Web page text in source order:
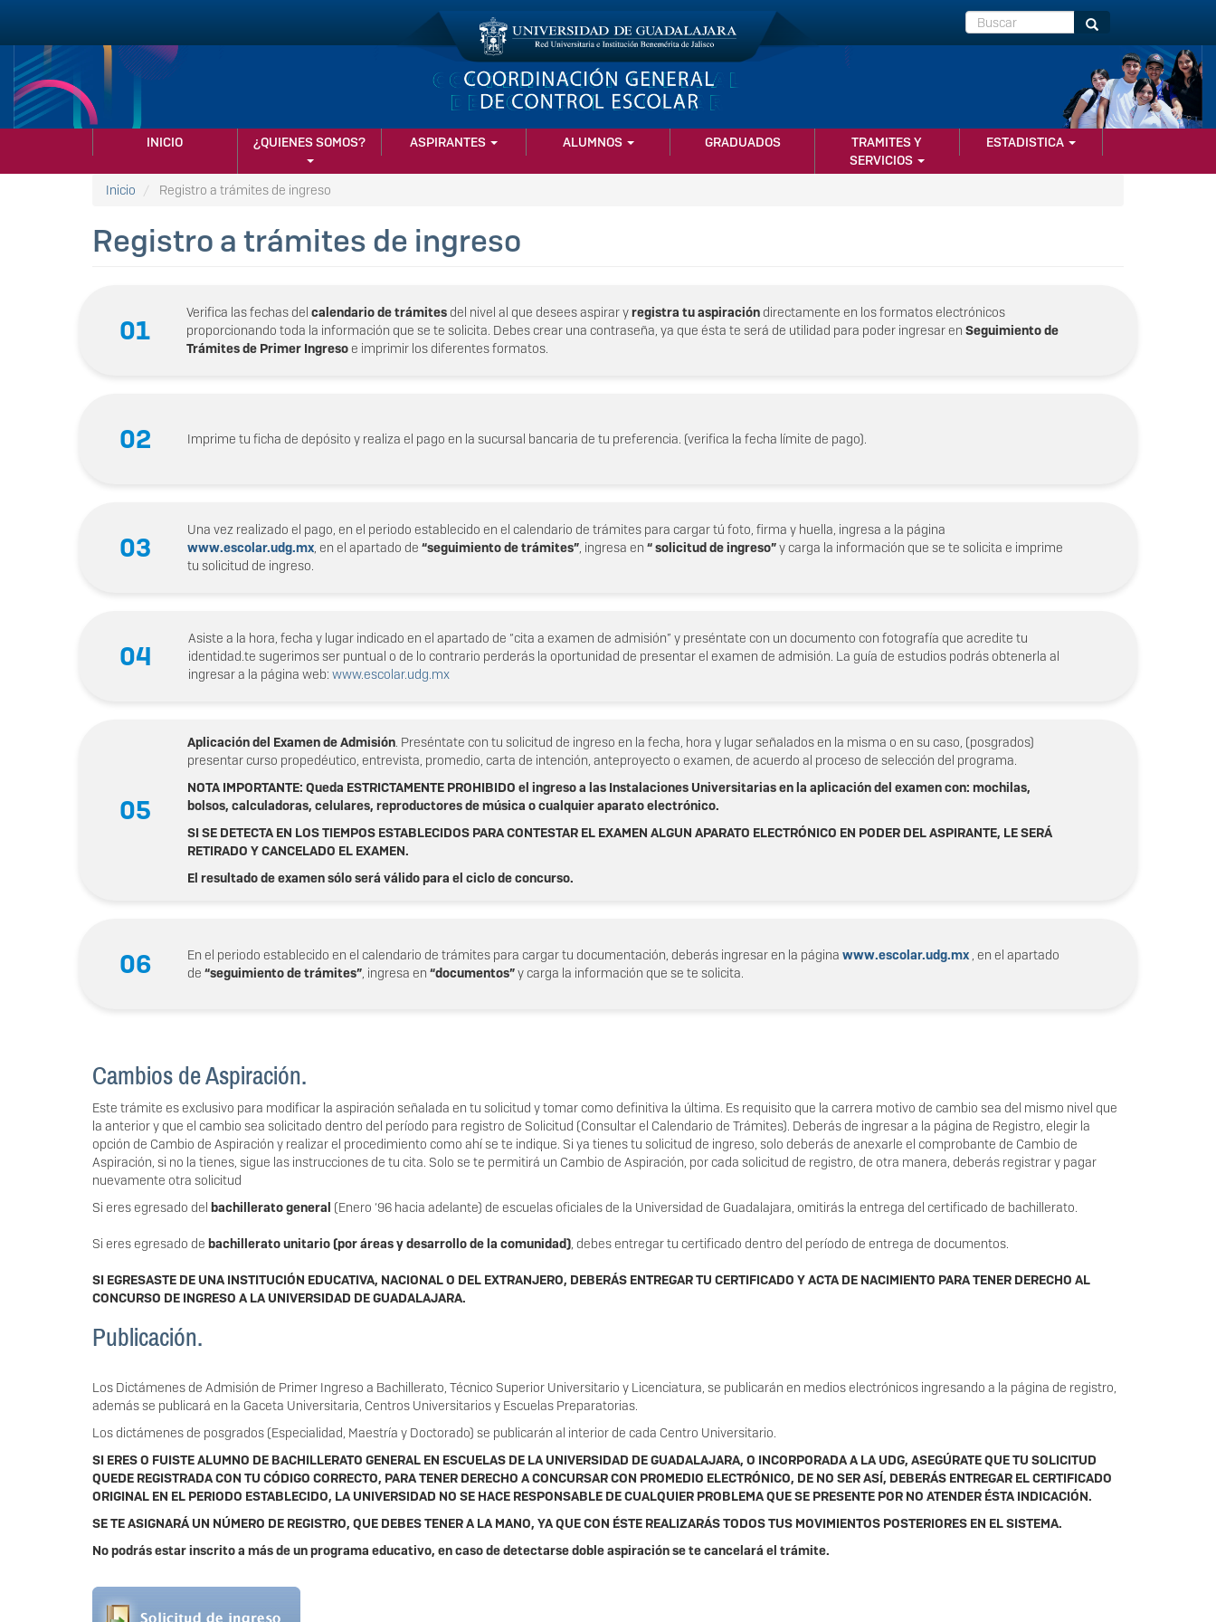
contenido
principal
Buscar Buscar
NAVEGACIÓN
INICIO ¿QUIENES SOMOS? ASPIRANTES ALUMNOS GRADUADOS
TRAMITES Y
SERVICIOS
ESTADISTICA
Inicio Registro a trámites de ingreso
Registro a trámites de ingreso
01
Verifica las fechas del calendario de trámites del nivel al que desees aspirar yregistra tu aspiración directamente en los formatos electrónicos
proporcionando toda la información que se te solicita. Debes crear una contraseña, ya que ésta te será de utilidad para poder ingresar en Seguimiento de
Trámites de Primer Ingreso e imprimir los diferentes formatos.
02 Imprime tu ficha de depósito y realiza el pago en la sucursal bancaria de tu preferencia. (verifica la fecha límite de pago).
03
Una vez realizado el pago, en el periodo establecido en el calendario de trámites para cargar tú foto, firma y huella, ingresa a la página
www.escolar.udg.mx, en el apartado de “seguimiento de trámites”, ingresa en “ solicitud de ingreso”y carga la información que se te solicita e imprime
tu solicitud de ingreso.
04
Asiste a la hora, fecha y lugar indicado en el apartado de “cita a examen de admisión” y preséntate con un documento con fotografía que acredite tu
identidad.te sugerimos ser puntual o de lo contrario perderás la oportunidad de presentar el examen de admisión. La guía de estudios podrás obtenerla al
ingresar a la página web: www.escolar.udg.mx
05
Aplicación del Examen de Admisión. Preséntate con tu solicitud de ingreso en la fecha, hora y lugar señalados en la misma o en su caso, (posgrados)
presentar curso propedéutico, entrevista, promedio, carta de intención, anteproyecto o examen, de acuerdo al proceso de selección del programa.
NOTA IMPORTANTE: Queda ESTRICTAMENTE PROHIBIDO el ingreso a las Instalaciones Universitarias en la aplicación del examen con: mochilas,
bolsos, calculadoras, celulares, reproductores de música o cualquier aparato electrónico.
SI SE DETECTA EN LOS TIEMPOS ESTABLECIDOS PARA CONTESTAR EL EXAMEN ALGUN APARATO ELECTRÓNICO EN PODER DEL ASPIRANTE, LE SERÁ
RETIRADO Y CANCELADO EL EXAMEN.
El resultado de examen sólo será válido para el ciclo de concurso.
06 En el periodo establecido en el calendario de trámites para cargar tu documentación, deberás ingresar en la página www.escolar.udg.mx , en el apartado
de “seguimiento de trámites”, ingresa en “documentos”y carga la información que se te solicita.
Cambios de Aspiración.
Este trámite es exclusivo para modificar la aspiración señalada en tu solicitud y tomar como definitiva la última. Es requisito que la carrera motivo de cambio sea del mismo nivel que
la anterior y que el cambio sea solicitado dentro del período para registro de Solicitud (Consultar el Calendario de Trámites). Deberás de ingresar a la página de Registro, elegir la
opción de Cambio de Aspiración y realizar el procedimiento como ahí se te indique. Si ya tienes tu solicitud de ingreso, solo deberás de anexarle el comprobante de Cambio de
Aspiración, si no la tienes, sigue las instrucciones de tu cita. Solo se te permitirá un Cambio de Aspiración, por cada solicitud de registro, de otra manera, deberás registrar y pagar
nuevamente otra solicitud
Si eres egresado del bachillerato general (Enero ‘96 hacia adelante) de escuelas oficiales de la Universidad de Guadalajara, omitirás la entrega del certificado de bachillerato.
Si eres egresado de bachillerato unitario (por áreas y desarrollo de la comunidad), debes entregar tu certificado dentro del período de entrega de documentos.
SI EGRESASTE DE UNA INSTITUCIÓN EDUCATIVA, NACIONAL O DEL EXTRANJERO, DEBERÁS ENTREGAR TU CERTIFICADO Y ACTA DE NACIMIENTO PARA TENER DERECHO AL
CONCURSO DE INGRESO A LA UNIVERSIDAD DE GUADALAJARA.
Publicación.
Los Dictámenes de Admisión de Primer Ingreso a Bachillerato, Técnico Superior Universitario y Licenciatura, se publicarán en medios electrónicos ingresando a la página de registro,
además se publicará en la Gaceta Universitaria, Centros Universitarios y Escuelas Preparatorias.
Los dictámenes de posgrados (Especialidad, Maestría y Doctorado) se publicarán al interior de cada Centro Universitario.
SI ERES O FUISTE ALUMNO DE BACHILLERATO GENERAL EN ESCUELAS DE LA UNIVERSIDAD DE GUADALAJARA, O INCORPORADA A LA UDG, ASEGÚRATE QUE TU SOLICITUD
QUEDE REGISTRADA CON TU CÓDIGO CORRECTO, PARA TENER DERECHO A CONCURSAR CON PROMEDIO ELECTRÓNICO, DE NO SER ASÍ, DEBERÁS ENTREGAR EL CERTIFICADO
ORIGINAL EN EL PERIODO ESTABLECIDO, LA UNIVERSIDAD NO SE HACE RESPONSABLE DE CUALQUIER PROBLEMA QUE SE PRESENTE POR NO ATENDER ÉSTA INDICACIÓN.
SE TE ASIGNARÁ UN NÚMERO DE REGISTRO, QUE DEBES TENER A LA MANO, YA QUE CON ÉSTE REALIZARÁS TODOS TUS MOVIMIENTOS POSTERIORES EN EL SISTEMA.
No podrás estar inscrito a más de un programa educativo, en caso de detectarse doble aspiración se te cancelará el trámite.